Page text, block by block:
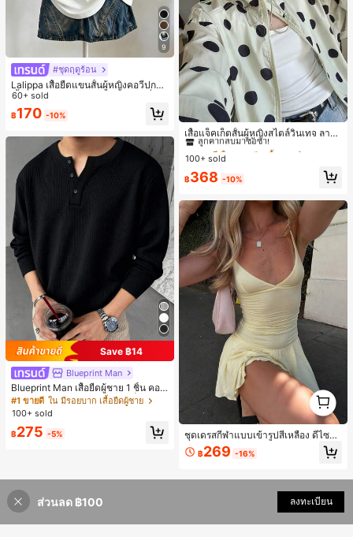
9
#ชุดฤดูร้อน
Lalippa เสื้อยืดแขนสั้นผู้หญิงคอวีปกคอ
เสื้อไหล่ตก สายถัก งานคราฟต์แฟชั่นมิ
นิมอล ของขวัญสำหรับเพื่อน
60+ sold
฿170 -10%
Save ฿14
Blueprint Man
Blueprint Man เสื้อยืดผู้ชาย 1 ชิ้น คอเ
ฮนลีย์ ผ้าถักลายวาฟเฟิล คอวีเล็ก ทรงห
ลวม บาง ระบายอากาศได้ดี ใส่สบาย มี
ส์ใหญ่กว่าปกติ กรุณาเลือกไซส์เล็กลงเพื่
#1 ขายดี ใน มีรอยบาก เสื้อยืดผู้ชาย
100+ sold
฿275 -5%
เสื้อแจ็คเก็ตสั้นผู้หญิงสไตล์วินเทจ ลายจุ
ดขนาดใหญ่ คอตั้ง เอวเข้ารูป แขนพอง
ทรงหลวม แฟชั่นอเนกประสงค์ สำหรับใ
#1 ขายดี
ใน กระเป๋า เสื้อคลุมลำลอง
ลูกค้ากลับมาซื้อซ้ำ!
#1 ขายดี ใน กระเป๋า เสื้อคลุมลำลอง
ลูกค้ากลับมาซื้อซ้ำ!
#1 ขายดี ใน กระเป๋า เสื้อคลุมลำลอง
ลูกค้ากลับมาซื้อซ้ำ!
#1 ขายดี
ใน กระเป๋า เสื้อคลุมลำลอง
100+ sold
฿368 -10%
ชุดเดรสกีฬาแบบเข้ารูปสีเหลือง ดีไซน์
หน้าอกจับจีบ กระโปรงเทนนิส เหมาะ
สำหรับใส่ลำลองประจำวันและออกกำลั
฿269 -16%
1
1
ส่วนลด ฿100 ลงทะเบียน